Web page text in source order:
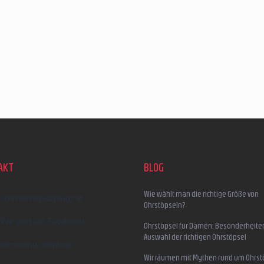
schreiben @ earplugs.at
Wir sind auf Facebook!
earmazing_earplugs
BLOG
Wie wählt man die richtige Größe von
Ohrstöpseln?
Ohrstöpsel für Damen:
Auswahl der richtigen Ohrstöpsel
Wir räumen mit Mythen rund um